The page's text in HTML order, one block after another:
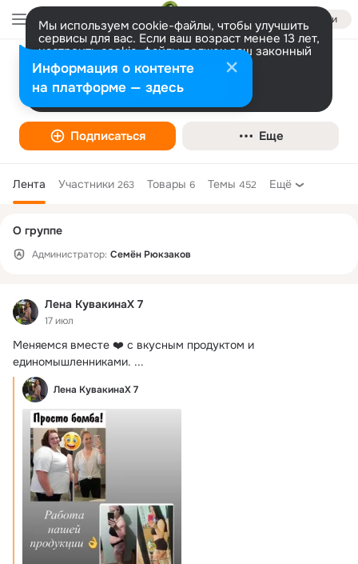
Войти
Мы используем cookie-файлы, чтобы улучшить
сервисы для вас. Если ваш возраст менее 13 лет,
настроить cookie-файлы должен ваш законный
представитель. Больше информации
Разрешить все Настроить
Сайт бесплатных объявлений www.qp.ru
Подписаться Еще
Лента Участники 263 Товары 6 Темы 452 Ещё
Лена КувакинаХ 7
17 июл
Меняемся вместе ❤️ с вкусным продуктом и
единомышленниками. ...
Лена КувакинаХ 7
колонка
О группе
Администратор: Семён Рюкзаков
Информация о контенте
на платформе — здесь